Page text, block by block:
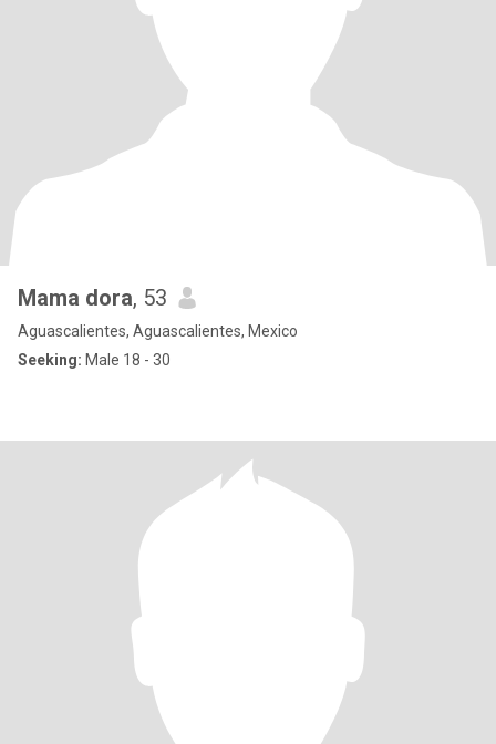
Mama dora, 53
Aguascalientes, Aguascalientes, Mexico
Seeking: Male 18 - 30